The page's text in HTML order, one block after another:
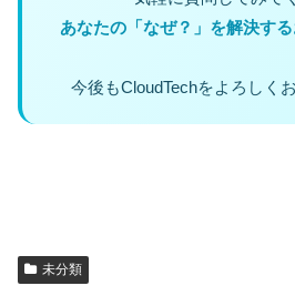
あなたの「なぜ？」を解決す
今後もCloudTechをよろしく
未分類